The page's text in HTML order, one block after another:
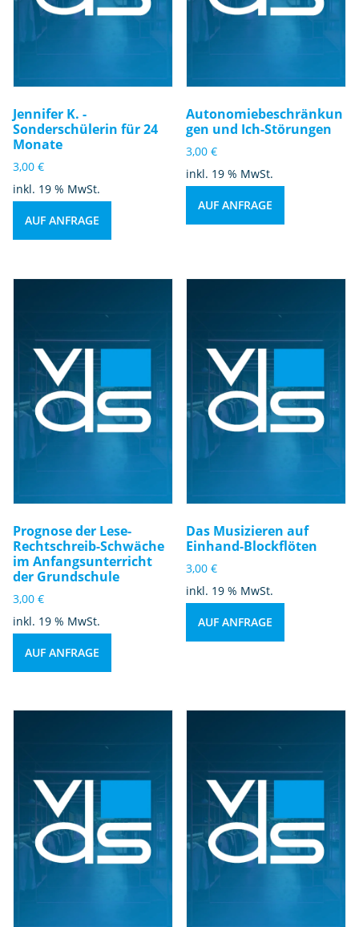
Jennifer K. -
Sonderschülerin für 24
Monate
3,00 €
inkl. 19 % MwSt.
AUF ANFRAGE
Autonomiebeschränkun
gen und Ich-Störungen
3,00€
inkl. 19 % MwSt.
AUF ANFRAGE
Prognose der Lese-
Rechtschreib-Schwäche
im Anfangsunterricht
der Grundschule
3,00 €
inkl. 19 % MwSt.
AUF ANFRAGE
Das Musizieren auf
Einhand-Blockflöten
3,00€
inkl. 19 % MwSt.
AUF ANFRAGE